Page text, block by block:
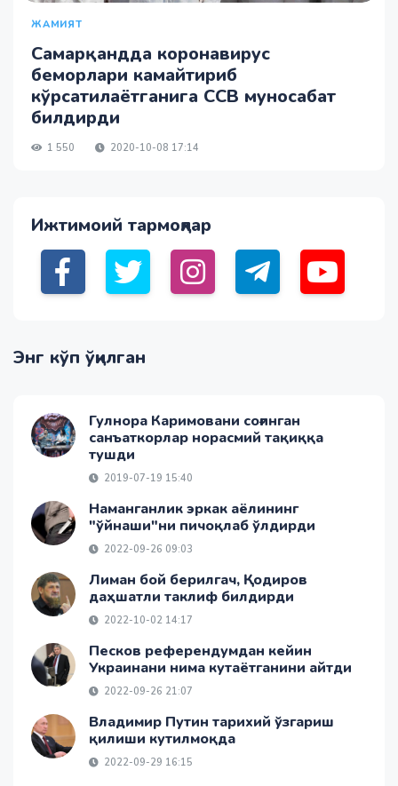
ЖАМИЯТ
Самарқандда коронавирус
беморлари камайтириб
кўрсатилаётганига ССВ муносабат
билдирди
1 550 2020-10-08 17:14
Ижтимоий тармоқлар
Энг кўп ўқилган
Гулнора Каримовани соғинган
санъаткорлар норасмий тақиққа
тушди
2019-07-19 15:40
Наманганлик эркак аёлининг
"ўйнаши"ни пичоқлаб ўлдирди
2022-09-26 09:03
Лиман бой берилгач, Қодиров
даҳшатли таклиф билдирди
2022-10-02 14:17
Песков референдумдан кейин
Украинани нима кутаётганини айтди
2022-09-26 21:07
Владимир Путин тарихий ўзгариш
қилиши кутилмоқда
2022-09-29 16:15